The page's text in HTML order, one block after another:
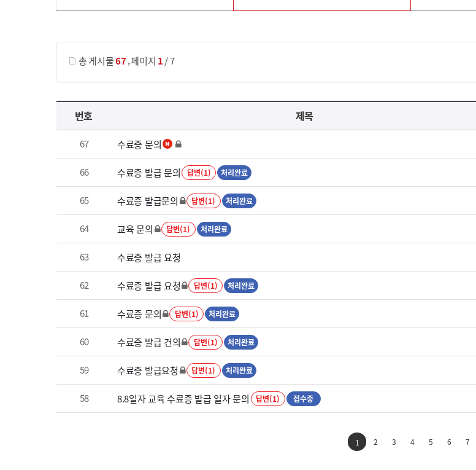
총 게시물67,페이지 1/ 7
국가회계실무 과정 목록 으로 번호, 제목, 작성자, 조회수, 등록 일로 나열 되고 있습니다.
번호 제목
67 수료증 문의
66 수료증 발급 문의 답변(1) 처리완료
65 수료증 발급문의 답변(1) 처리완료
64 교육 문의 답변(1) 처리완료
63 수료증 발급 요청
62 수료증 발급 요청 답변(1) 처리완료
61 수료증 문의 답변(1) 처리완료
60 수료증 발급 건의 답변(1) 처리완료
59 수료증 발급요청 답변(1) 처리완료
58 8.8일자 교육 수료증 발급 일자 문의 답변(1) 접수중
1 2 3 4 5 6 7